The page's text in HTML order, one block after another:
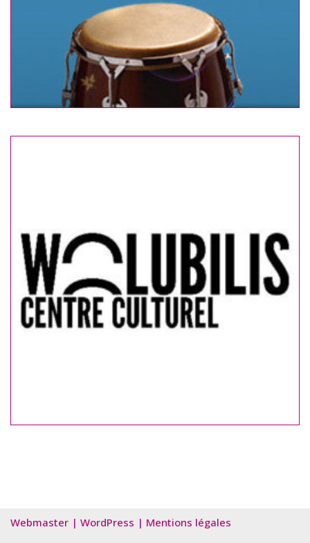
Webmaster | WordPress | Mentions légales